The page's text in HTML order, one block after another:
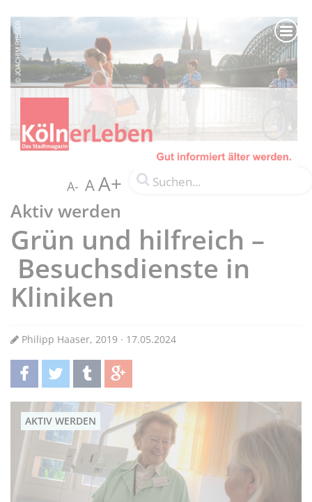
A- AA+
Aktiv werden
Grün und hilfreich –
Besuchsdienste in
Kliniken
Philipp Haaser, 2019 · 17.05.2024
teilentwittern teilen teilen
AKTIV WERDEN